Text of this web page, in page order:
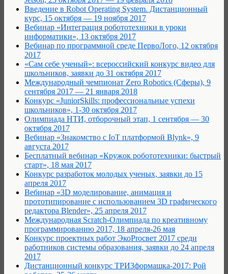
Введение в Robot Operating System. Дистанционный
курс, 15 октября — 19 ноября 2017
Вебинар «Интеграция робототехники в уроки
информатики», 13 октября 2017
Вебинар по программной среде ПервоЛого, 12 октября
2017
«Сам себе ученый»: всероссийский конкурс видео для
школьников, заявки до 31 октября 2017
Международный чемпионат Zero Robotics (Сферы), 9
сентября 2017 — 21 января 2018
Конкурс «JuniorSkills: профессиональные успехи
школьников», 1-30 октября 2017
Олимпиада НТИ, отборочный этап, 1 сентября — 30
октября 2017
Вебинар «Знакомство с IoT платформой Blynk», 9
августа 2017
Бесплатный вебинар «Кружок робототехники: быстрый
старт», 18 мая 2017
Конкурс разработок молодых ученых, заявки до 15
апреля 2017
Вебинар «3D моделирование, анимация и
прототипирование с использованием 3D графического
редактора Blender», 25 апреля 2017
Международная Scratch-Олимпиада по креативному
программированию 2017, 18 апреля-26 мая
Конкурс проектных работ ЭкоProсвет 2017 среди
работников системы образования, заявки до 24 апреля
2017
Дистанционный конкурс ТРИЗформашка-2017: Рой